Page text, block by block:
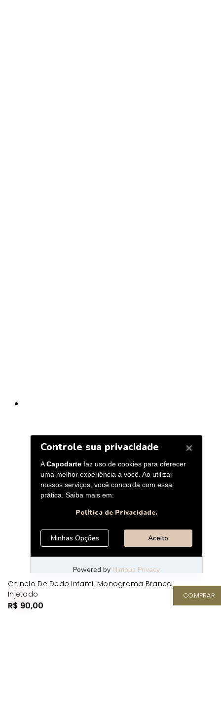
Chinelo De Dedo Infantil Monograma Branco
Injetado
R$ 90,00
COMPRAR